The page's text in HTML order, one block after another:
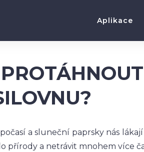
Aplikace
a sluneční paprsky nás
přírody a netrávit mnohem více